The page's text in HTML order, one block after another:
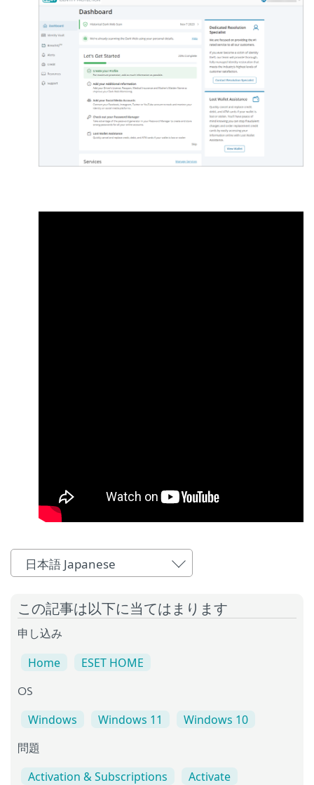
日本語 Japanese
この記事は以下に当てはまります
申し込み
Home ESET HOME
OS
Windows Windows 11 Windows 10
問題
Activation & Subscriptions
Activate